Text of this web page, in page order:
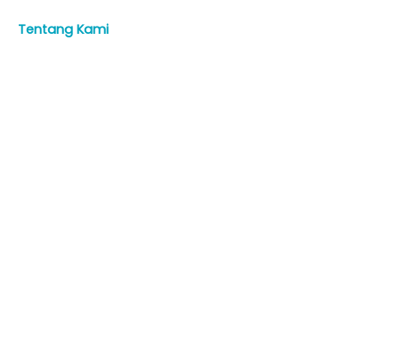
Tentang Kami